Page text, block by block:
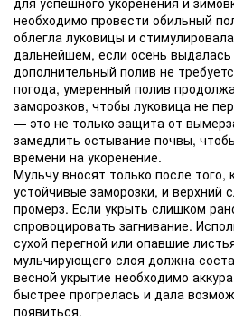
необходимо провести обильный
облегла луковицы и
дальнейшем, если осень
дополнительный полив не
погода, умеренный полив
заморозков, чтобы луковица не
— это не только защита от
замедлить остывание почвы,
времени на укоренение.
Мульчу вносят только после того,
устойчивые заморозки, и верхний
промерз. Если укрыть слишком
спровоцировать загнивание.
сухой перегной или опавшие
мульчирующего слоя должна
весной укрытие необходимо
быстрее прогрелась и дала
появиться.